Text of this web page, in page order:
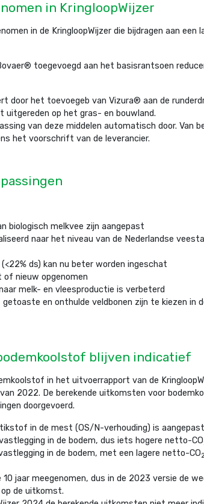
in KringloopWijzer
in de KringloopWijzer die bijdragen aan een
toegevoegd aan het basisrantsoen
door het toevoegeb van Vizura® aan de
op het gras- en bouwland.
van deze middelen automatisch door. Van
het voorschrift van de leverancier.
biologisch melkvee zijn aangepast
naar het niveau van de Nederlandse
ds) kan nu beter worden ingeschat
of nieuw opgenomen
melk- en vleesproductie is verbeterd
en onthulde veldbonen zijn te kiezen in
blijven indicatief
in het uitvoerrapport van de
2022. De berekende uitkomsten voor
doorgevoerd.
in de mest (OS/N-verhouding) is
in de bodem, dus iets hogere netto-CO
in de bodem, met een lagere netto-CO2
jaar meegenomen, dus in de 2023 versie de
de uitkomst.